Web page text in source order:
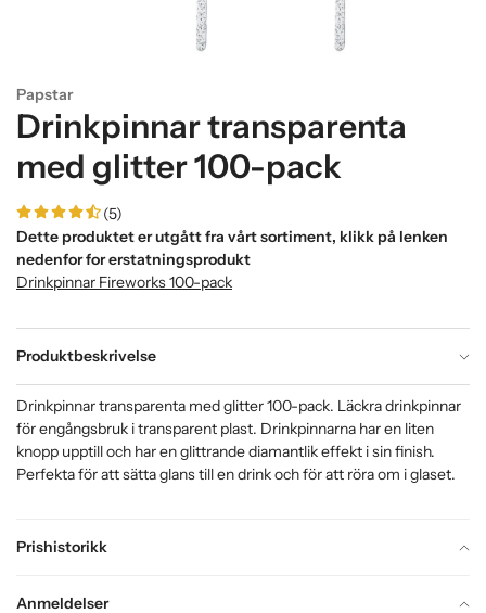
Papstar
Drinkpinnar transparenta
med glitter 100-pack
(5)
Dette produktet er utgått fra vårt sortiment, klikk på lenken
nedenfor for erstatningsprodukt
Drinkpinnar Fireworks 100-pack
Produktbeskrivelse
Prishistorikk
Anmeldelser
Drinkpinnar transparenta med glitter 100-pack. Läckra drinkpinnar
för engångsbruk i transparent plast. Drinkpinnarna har en liten
knopp upptill och har en glittrande diamantlik effekt i sin finish.
Perfekta för att sätta glans till en drink och för att röra om i glaset.